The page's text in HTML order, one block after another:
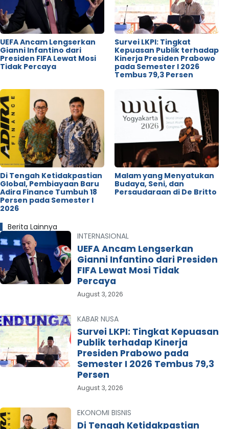
UEFA Ancam Lengserkan
Gianni Infantino dari
Presiden FIFA Lewat Mosi
Tidak Percaya
Survei LKPI: Tingkat
Kepuasan Publik terhadap
Kinerja Presiden Prabowo
pada Semester I 2026
Tembus 79,3 Persen
Di Tengah Ketidakpastian
Global, Pembiayaan Baru
Adira Finance Tumbuh 18
Persen pada Semester I
2026
Malam yang Menyatukan
Budaya, Seni, dan
Persaudaraan di De Britto
Berita Lainnya
INTERNASIONAL
UEFA Ancam Lengserkan
Gianni Infantino dari Presiden
FIFA Lewat Mosi Tidak
Percaya
August 3, 2026
KABAR NUSA
Survei LKPI: Tingkat Kepuasan
Publik terhadap Kinerja
Presiden Prabowo pada
Semester I 2026 Tembus 79,3
Persen
August 3, 2026
EKONOMI BISNIS
Di Tengah Ketidakpastian